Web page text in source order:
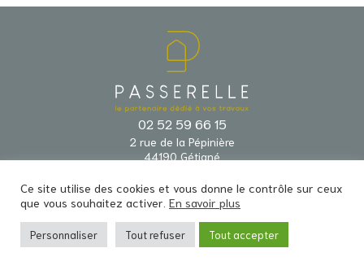
02 52 59 66 15
2 rue de la Pépinière
44190 Gétigné
Ce site est protégé par le reCAPTCHA Google.
© 2026 - Passerelle - Agence Zoan Conseil Graphique & Web
Ce site utilise des cookies et vous donne le contrôle sur ceux
que vous souhaitez activer. En savoir plus
Personnaliser Tout refuser Tout accepter